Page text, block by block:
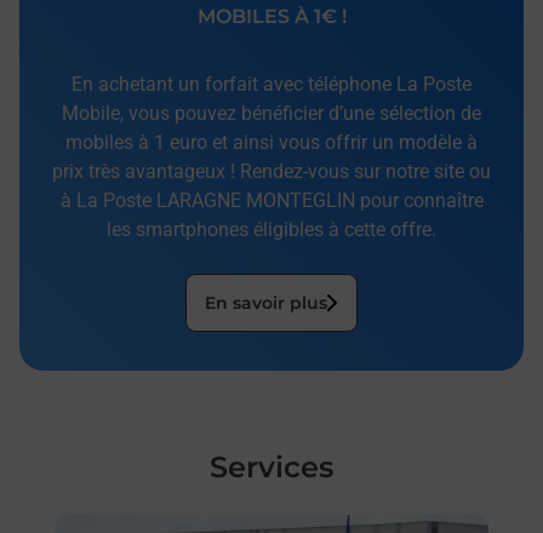
MOBILES À 1€ !
En achetant un forfait avec téléphone La Poste
Mobile, vous pouvez bénéficier d’une sélection de
mobiles à 1 euro et ainsi vous offrir un modèle à
prix très avantageux ! Rendez-vous sur notre site ou
à La Poste LARAGNE MONTEGLIN pour connaître
les smartphones éligibles à cette offre.
En savoir plus
Services